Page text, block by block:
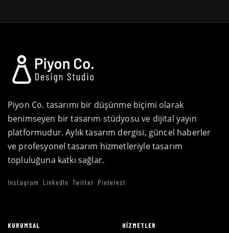
Piyon Co. tasarımı bir düşünme biçimi olarak
benimseyen bir tasarım stüdyosu ve dijital yayın
platformudur. Aylık tasarım dergisi, güncel haberler
ve profesyonel tasarım hizmetleriyle tasarım
topluluğuna katkı sağlar.
Instagram LinkedIn Twitter Pinterest
KURUMSAL HIZMETLER